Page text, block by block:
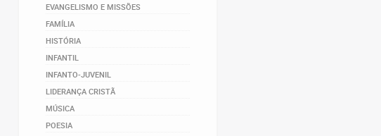
EVANGELISMO E MISSÕES
FAMÍLIA
HISTÓRIA
INFANTIL
INFANTO-JUVENIL
LIDERANÇA CRISTÃ
MÚSICA
POESIA